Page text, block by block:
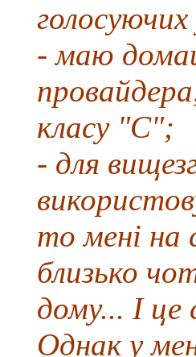
- маю
класу "C";
- для
то мені на
близько
дому... І це
Однак у